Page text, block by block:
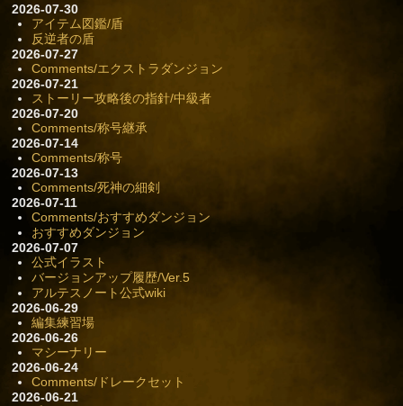
2026-07-30
アイテム図鑑/盾
反逆者の盾
2026-07-27
Comments/エクストラダンジョン
2026-07-21
ストーリー攻略後の指針/中級者
2026-07-20
Comments/称号継承
2026-07-14
Comments/称号
2026-07-13
Comments/死神の細剣
2026-07-11
Comments/おすすめダンジョン
おすすめダンジョン
2026-07-07
公式イラスト
バージョンアップ履歴/Ver.5
アルテスノート公式wiki
2026-06-29
編集練習場
2026-06-26
マシーナリー
2026-06-24
Comments/ドレークセット
2026-06-21